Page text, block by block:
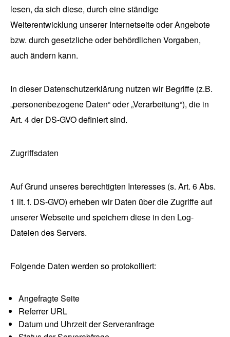
lesen, da sich diese, durch eine ständige
Weiterentwicklung unserer Internetseite oder Angebote
bzw. durch gesetzliche oder behördlichen Vorgaben,
auch ändern kann.
In dieser Datenschutzerklärung nutzen wir Begriffe (z.B.
„personenbezogene Daten“ oder „Verarbeitung“), die in
Art. 4 der DS-GVO definiert sind.
Zugriffsdaten
Auf Grund unseres berechtigten Interesses (s. Art. 6 Abs.
1 lit. f. DS-GVO) erheben wir Daten über die Zugriffe auf
unserer Webseite und speichern diese in den Log-
Dateien des Servers.
Folgende Daten werden so protokolliert:
Angefragte Seite
Referrer URL
Datum und Uhrzeit der Serveranfrage